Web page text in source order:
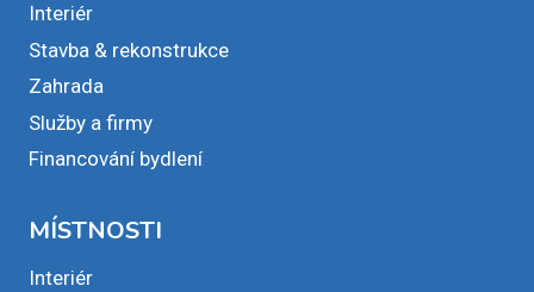
Interiér
Stavba & rekonstrukce
Zahrada
Služby a firmy
Financování bydlení
MÍSTNOSTI
Interiér